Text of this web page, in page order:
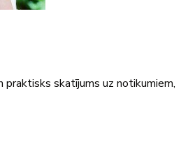
praktisks skatījums uz notikumiem,